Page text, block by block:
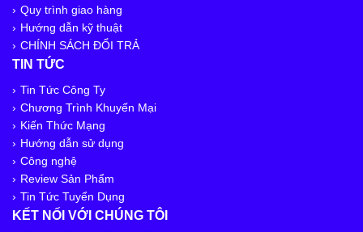
Quy trình giao hàng
Hướng dẫn kỹ thuật
CHÍNH SÁCH ĐỔI TRẢ
TIN TỨC
Tin Tức Công Ty
Chương Trình Khuyến Mại
Kiến Thức Mạng
Hướng dẫn sử dụng
Công nghệ
Review Sản Phẩm
Tin Tức Tuyển Dụng
KẾT NỐI VỚI CHÚNG TÔI